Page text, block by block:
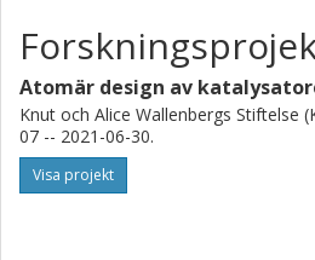
Forskning
Anders Hellman
Chalmers, Fysik, Kemisk fysik
Forskning
Atomär design av
Knut och Alice Wallenbergs Stiftelse
07 -- 2021-06-30.
Visa projekt